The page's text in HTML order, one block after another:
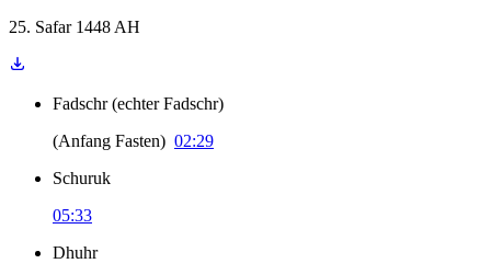
25. Safar 1448 AH
Fadschr (echter Fadschr)
(Anfang Fasten) 02:29
Schuruk
05:33
Dhuhr